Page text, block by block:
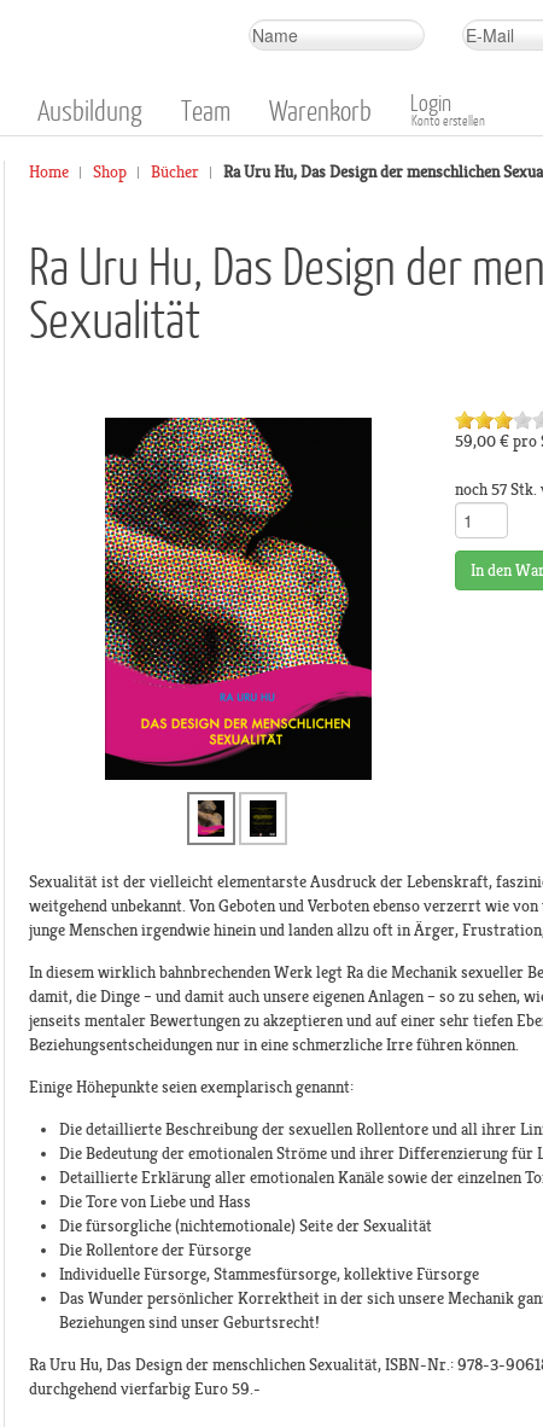
Ausbildung Team Warenkorb Login
Konto erstellen
Home Shop Bücher Ra Uru Hu, Das Design der menschlichen
Ra Uru Hu, Das Design der
Sexualität
59,00 € pro
noch 57
In den
Sexualität ist der vielleicht elementarste Ausdruck der Lebenskraft,
weitgehend unbekannt. Von Geboten und Verboten ebenso verzerrt wie
junge Menschen irgendwie hinein und landen allzu oft in Ärger,
In diesem wirklich bahnbrechenden Werk legt Ra die Mechanik sexueller
damit, die Dinge – und damit auch unsere eigenen Anlagen – so zu sehen,
jenseits mentaler Bewertungen zu akzeptieren und auf einer sehr tiefen
Beziehungsentscheidungen nur in eine schmerzliche Irre führen können.
Einige Höhepunkte seien exemplarisch genannt:
Die detaillierte Beschreibung der sexuellen Rollentore und all ihrer
Die Bedeutung der emotionalen Ströme und ihrer Differenzierung für
Detaillierte Erklärung aller emotionalen Kanäle sowie der einzelnen
Die Tore von Liebe und Hass
Die fürsorgliche (nichtemotionale) Seite der Sexualität
Die Rollentore der Fürsorge
Individuelle Fürsorge, Stammesfürsorge, kollektive Fürsorge
Das Wunder persönlicher Korrektheit in der sich unsere Mechanik
Beziehungen sind unser Geburtsrecht!
Ra Uru Hu, Das Design der menschlichen Sexualität, ISBN-Nr.: 978-3-
durchgehend vierfarbig Euro 59.-